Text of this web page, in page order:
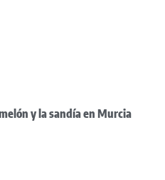
y la sandía en Murcia